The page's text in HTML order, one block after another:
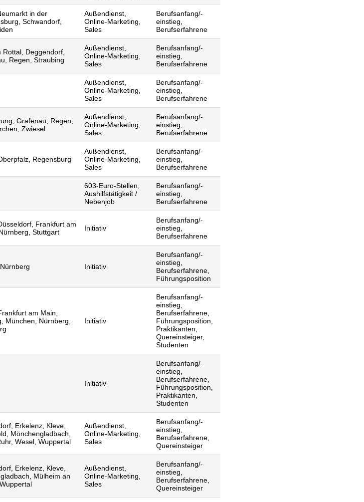
in der
Schwandorf,
Außendienst,
Online-Marketing,
Sales
Berufsanfang/-
einstieg,
Berufserfahrene
Deggendorf,
Regen, Straubing
Außendienst,
Online-Marketing,
Sales
Berufsanfang/-
einstieg,
Berufserfahrene
Außendienst,
Online-Marketing,
Sales
Berufsanfang/-
einstieg,
Berufserfahrene
Grafenau, Regen,
Zwiesel
Außendienst,
Online-Marketing,
Sales
Berufsanfang/-
einstieg,
Berufserfahrene
Regensburg
Außendienst,
Online-Marketing,
Sales
Berufsanfang/-
einstieg,
Berufserfahrene
603-Euro-Stellen,
Aushilfstätigkeit /
Nebenjob
Berufsanfang/-
einstieg,
Berufserfahrene
Frankfurt am
Stuttgart
Initiativ
Berufsanfang/-
einstieg,
Berufserfahrene
Initiativ
Berufsanfang/-
einstieg,
Berufserfahrene,
Führungsposition
am Main,
München, Nürnberg,
Initiativ
Berufsanfang/-
einstieg,
Berufserfahrene,
Führungsposition,
Praktikanten,
Quereinsteiger,
Studenten
Initiativ
Berufsanfang/-
einstieg,
Berufserfahrene,
Führungsposition,
Praktikanten,
Studenten
Erkelenz, Kleve,
Mönchengladbach,
Wesel, Wuppertal
Außendienst,
Online-Marketing,
Sales
Berufsanfang/-
einstieg,
Berufserfahrene,
Quereinsteiger
Erkelenz, Kleve,
Mülheim an
Außendienst,
Online-Marketing,
Sales
Berufsanfang/-
einstieg,
Berufserfahrene,
Quereinsteiger